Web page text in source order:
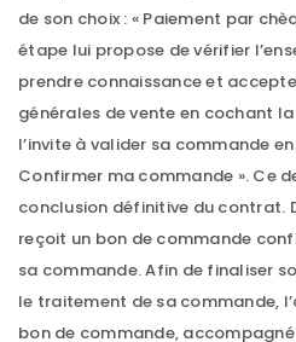
de son choix : « Paiement par
étape lui propose de vérifier
prendre connaissance et
générales de vente en cochant
l’invite à valider sa commande
Confirmer ma commande ». Ce
conclusion définitive du contrat.
reçoit un bon de commande
sa commande. Afin de finaliser
le traitement de sa commande,
bon de commande,